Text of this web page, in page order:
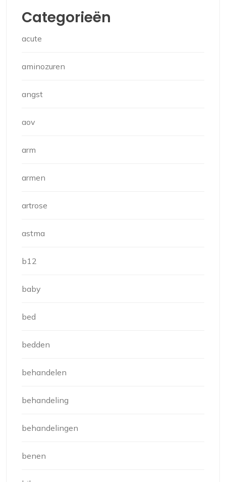
Categorieën
acute
aminozuren
angst
aov
arm
armen
artrose
astma
b12
baby
bed
bedden
behandelen
behandeling
behandelingen
benen